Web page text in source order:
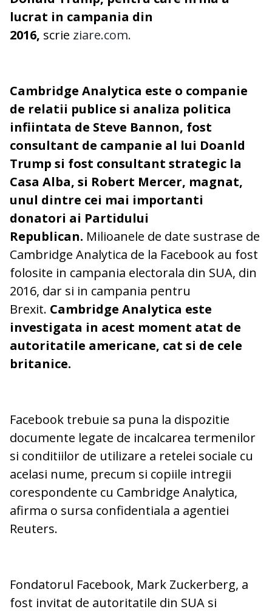
lucrat in campania din
2016, scrie ziare.com.
Cambridge Analytica este o companie
de relatii publice si analiza politica
infiintata de Steve Bannon, fost
consultant de campanie al lui Doanld
Trump si fost consultant strategic la
Casa Alba, si Robert Mercer, magnat,
unul dintre cei mai importanti
donatori ai Partidului
Republican. Milioanele de date sustrase de
Cambridge Analytica de la Facebook au fost
folosite in campania electorala din SUA, din
2016, dar si in campania pentru
Brexit. Cambridge Analytica este
investigata in acest moment atat de
autoritatile americane, cat si de cele
britanice.
Facebook trebuie sa puna la dispozitie
documente legate de incalcarea termenilor
si conditiilor de utilizare a retelei sociale cu
acelasi nume, precum si copiile intregii
corespondente cu Cambridge Analytica,
afirma o sursa confidentiala a agentiei
Reuters.
Fondatorul Facebook, Mark Zuckerberg, a
fost invitat de autoritatile din SUA si